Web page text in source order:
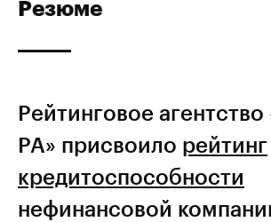
Резюме
Рейтинговое
РА» присвоило рейтинг
кредитоспособности
нефинансовой